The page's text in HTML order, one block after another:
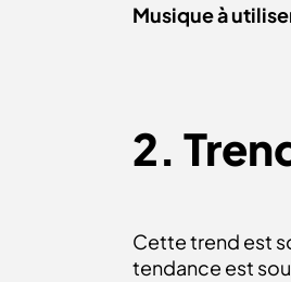
Musique à
2.
Cette trend est
tendance est